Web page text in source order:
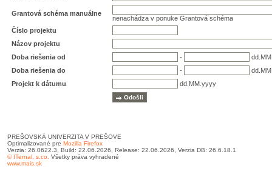
Grantová schéma manuálne
nenachádza v ponuke Grantová schéma
Číslo projektu
Názov projektu
Doba riešenia od
-
Doba riešenia do
-
Projekt k dátumu
dd.MM.yyyy
PREŠOVSKÁ UNIVERZITA V PREŠOVE
Optimalizované pre Mozilla Firefox
Verzia: 26.0622.3, Build: 22.06.2026, Release: 22.06.2026, Verzia DB: 26.6.18.1
© ITernal, s.r.o. Všetky práva vyhradené
www.mais.sk